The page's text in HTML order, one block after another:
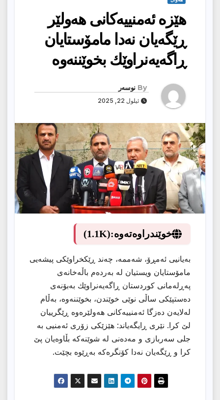
هێزە ئەمنییەكانی هەولێر
ڕێگەیان نەدا مامۆستایان
ڕاگەیەنراوێك بخوێننەوە
By نوسەر
ئیلول 22, 2025
خوێندراوەتەوە:(1.1K)
بەیانیی ئەمڕۆ، شەممە، چەند ڕێكخراوێكی پیشەیی
مامۆستایان ویستیان لە بەردەم باڵەخانەی
پەڕلەمانی كوردستان ڕاگەیەنراوێك بەبۆنەی
دەستپێكی ساڵی نوێی خوێندن، بخوێننەوە، بەڵام
لەلایەن دەزگا ئەمنییەكانی هەولێرەوە ڕێگرییان
لێ كرا. نێری ڕایگەیاند: هێزێكی زۆری ئەمنیی بە
جلی سەربازی و مەدەنی لە شوێنەكە بڵاوەیان پێ
كرا و ڕێگەیان نەدا كۆنگرەكە بەڕێوە بچێت.